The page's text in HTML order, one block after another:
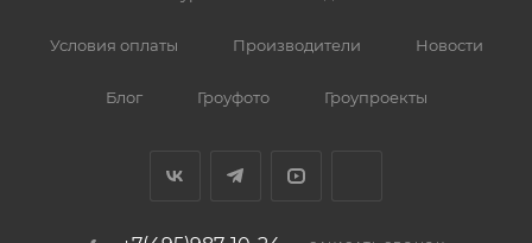
Условия оплаты Производители Новости
Блог Гроуфото Гроупроекты